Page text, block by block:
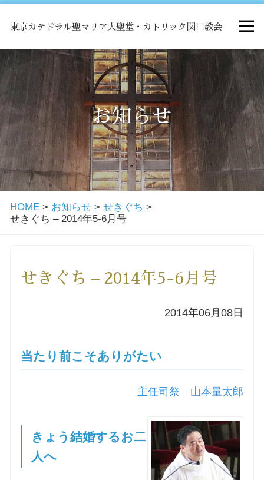
東京カテドラル聖マリア大聖堂・カトリック関口教会
HOME
ミサ
お知らせ
関口教会について
教会学校・中高生会
洗礼を希望される方
小池神父の講座
教区カテキスタの講座
お知らせ
HOME> お知らせ> せきぐち >
せきぐち – 2014年5-6月号
せきぐち – 2014年5-6月号
2014年06月08日
当たり前こそありがたい
主任司祭 山本量太郎
きょう結婚するお二
人へ